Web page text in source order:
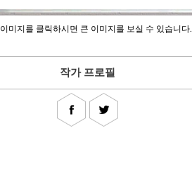
이미지를 클릭하시면 큰 이미지를 보실 수 있습니다.
작가 프로필